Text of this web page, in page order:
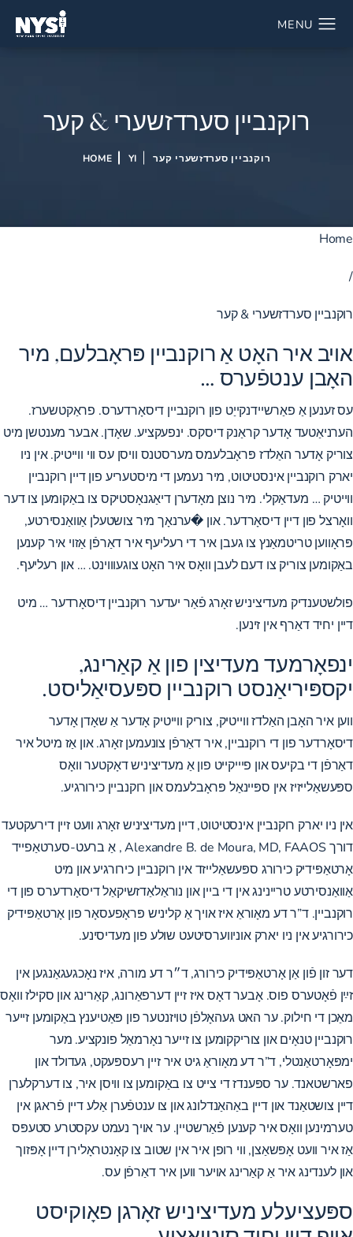
רוקנביין סערדזשערי & קער
HOME YI רוקנביין סערדזשערי קער
Home
/
רוקנביין סערדזשערי & קער
אויב איר האָט אַ רוקנביין פּראָבלעם, מיר
האָבן ענטפֿערס …
עס זענען אַ פאַרשיידנקייַט פון רוקנביין דיסאָרדערס. פראַקטשערז.
הערניאַטעד אָדער קראַנק דיסקס. ינפעקציע. שאָדן. אבער מענטשן מיט
צוריק אָדער האַלדז פּראָבלעמס מערסטנס וויסן עס ווי ווייטיק. אין ניו
יארק רוקנביין אינסטיטוט, מיר נעמען די מיסטעריע פון ​​דיין רוקנביין
ווייטיק … מעדאַקלי. מיר נוצן מאָדערן דיאַגנאָסטיקס צו באַקומען צו דער
וואָרצל פון דיין דיסאָרדער. און �ערנאָך מיר צושטעלן אַוואַנסירטע,
פּראָווען טריטמאַנץ צו געבן איר די רעליעף איר דאַרפֿן אַזוי איר קענען
באַקומען צוריק צו דעם לעבן וואָס איר האָט צוגעוווינט. … און רעליעף.
פולשטענדיק מעדיציניש זאָרג פֿאַר יעדער רוקנביין דיסאָרדער … מיט
דיין יחיד דאַרף אין זינען.
ינפאָרמעד מעדיצין פון אַ קאַרינג,
יקספּיריאַנסט רוקנביין ספּעסיאַליסט.
ווען איר האָבן האַלדז ווייטיק, צוריק ווייטיק אָדער אַ שאָדן אָדער
דיסאָרדער פון די רוקנביין, איר דאַרפֿן צונעמען זאָרג. און אַז מיטל איר
דאַרפֿן די בקיעס און פיייקייט פון אַ מעדיציניש דאָקטער וואָס
ספּעשאַלייזיז אין ספּיינאַל פּראָבלעמס און רוקנביין כירורגיע.
אין ניו יארק רוקנביין אינסטיטוט, דיין מעדיציניש זאָרג וועט זיין דירעקטעד
דורךAlexandre B. de Moura, MD, FAAOS , אַ ברעט-סערטאַפייד
אָרטאַפּידיק כירורג ספּעשאַלייזד אין רוקנביין כירורגיע און מיט
אַוואַנסירטע טריינינג אין די ביין און נוראַלאַדזשיקאַל דיסאָרדערס פון די
רוקנביין. ד”ר דע מאָוראַ איז אויך אַ קליניש פּראָפעסאָר פון אָרטאַפּידיק
כירורגיע אין ניו יארק אוניווערסיטעט שולע פון ​​​​מעדיסינע.
דער זון פֿון אַן אָרטאַפּידיק כירורג, ד״ר דע מורה, איז נאָכגעגאַנגען אין
זײַן פֿאָטערס פוס. אָבער דאָס איז זיין דערפאַרונג, קאַרינג און סקילז וואָס
מאַכן די חילוק. ער האט געהאָלפֿן טויזנטער פון פּאַטיענץ באַקומען זייער
רוקנביין טנאָים און צוריקקומען צו זייער נאָרמאַל פונקציע. מער
ימפּאָרטאַנטלי, ד”ר דע מאָוראַ גיט איר זיין רעספּעקט, געדולד און
פארשטאנד. ער ספּענדז די צייט צו באַקומען צו וויסן איר, צו דערקלערן
דיין צושטאַנד און דיין באַהאַנדלונג און צו ענטפֿערן אַלע דיין פֿראגן אין
טערמינען וואָס איר קענען פֿאַרשטיין. ער אויך נעמט עקסטרע סטעפּס
אַז איר וועט אָפּשאַצן, ווי רופן איר אין שטוב צו קאָנטראָלירן דיין אָפּזוך
און לענדינג איר אַ קאַרינג אויער ווען איר דאַרפֿן עס.
ספּעציעלע מעדיציניש זאָרגן פאָוקיסט